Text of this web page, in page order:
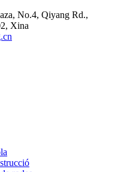
No.4, Qiyang Rd.,
Xina